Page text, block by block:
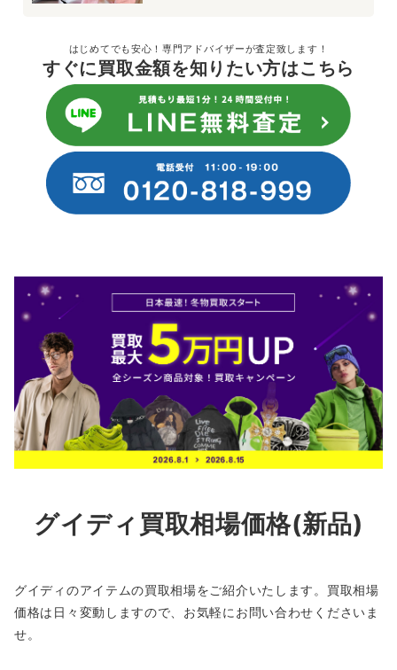
はじめてでも安心！専門アドバイザーが査定致します！
すぐに買取金額を知りたい方はこちら
グイディ買取相場価格(新品)
グイディのアイテムの買取相場をご紹介いたします。買取相場
価格は日々変動しますので、お気軽にお問い合わせくださいま
せ。